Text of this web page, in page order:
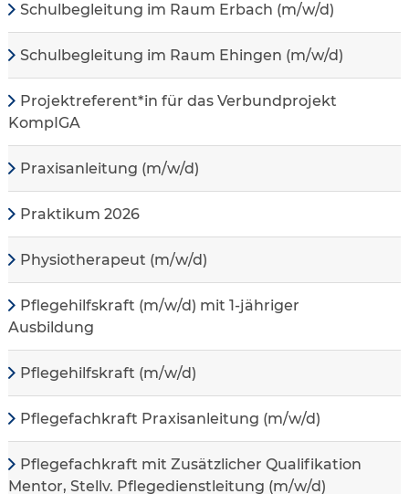
Schulbegleitung im Raum Erbach (m/w/d)
Schulbegleitung im Raum Ehingen (m/w/d)
Projektreferent*in für das Verbundprojekt
KompIGA
Praxisanleitung (m/w/d)
Praktikum 2026
Physiotherapeut (m/w/d)
Pflegehilfskraft (m/w/d) mit 1-jähriger
Ausbildung
Pflegehilfskraft (m/w/d)
Pflegefachkraft Praxisanleitung (m/w/d)
Pflegefachkraft mit Zusätzlicher Qualifikation
Mentor, Stellv. Pflegedienstleitung (m/w/d)